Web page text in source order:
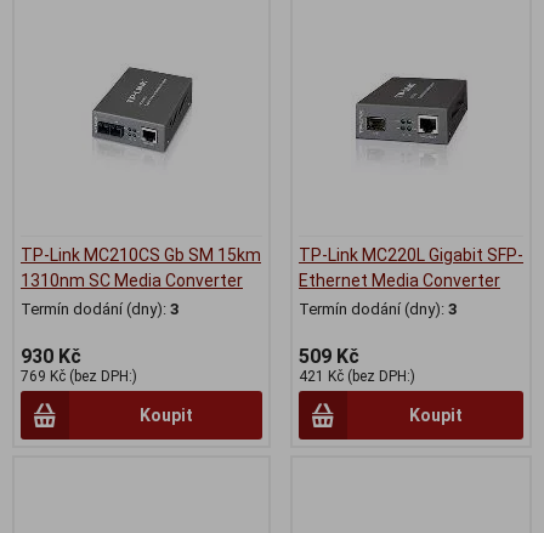
TP-Link MC210CS Gb SM 15km
1310nm SC Media Converter
Termín dodání (dny): 3
930 Kč
769 Kč (bez DPH:)
Koupit
TP-Link MC220L Gigabit SFP-
Ethernet Media Converter
Termín dodání (dny): 3
509 Kč
421 Kč (bez DPH:)
Koupit